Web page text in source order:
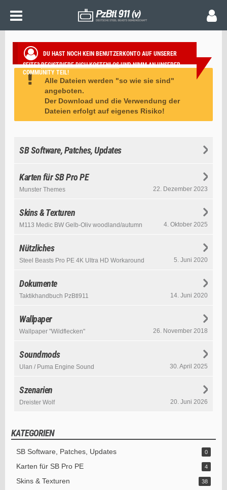
DU HAST NOCH KEIN BENUTZERKONTO AUF UNSERER
SEITE?REGISTRIERE DICH KOSTENLOSUND NIMM AN UNSERER
COMMUNITY TEIL!
FILEBASE
Alle Dateien werden "so wie sie sind"
angeboten.
Der Download und die Verwendung der
Dateien erfolgt auf eigenes Risiko!
SB Software, Patches, Updates
Karten für SB Pro PE
Munster Themes 22. Dezember 2023
Skins & Texturen
M113 Medic BW Gelb-Oliv woodland/autumn 4. Oktober 2025
Nützliches
Steel Beasts Pro PE 4K Ultra HD Workaround 5. Juni 2020
Dokumente
Taktikhandbuch PzBtl911 14. Juni 2020
Wallpaper
Wallpaper "Wildflecken" 26. November 2018
Soundmods
Ulan / Puma Engine Sound 30. April 2025
Szenarien
Dreister Wolf 20. Juni 2026
KATEGORIEN
SB Software, Patches, Updates 0
Karten für SB Pro PE 4
Skins & Texturen 38